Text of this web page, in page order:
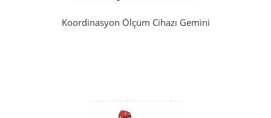
Koordinasyon Ölçüm Cihazı Gemini